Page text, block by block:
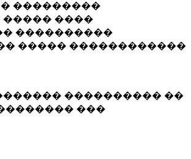
���������
����
����������
����� ������������
���������� ��
���